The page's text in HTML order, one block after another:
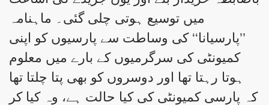
میں توسیع ہوتی چلی گئی۔ ماہنامہ
’’پارسیانا‘‘ کی وساطت سے پارسیوں کو اپنی
کمیونٹی کی سرگرمیوں کے بارے میں معلوم
ہوتا رہتا تھا اور دوسروں کو بھی پتا چلتا تھا
کہ پارسی کمیونٹی کی کیا حالت ہے، وہ کیا کر